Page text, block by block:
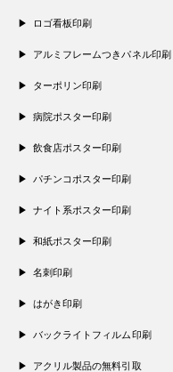
ロゴ看板印刷
アルミフレームつきパネル印刷
ターポリン印刷
病院ポスター印刷
飲食店ポスター印刷
パチンコポスター印刷
ナイト系ポスター印刷
和紙ポスター印刷
名刺印刷
はがき印刷
バックライトフィルム印刷
アクリル製品の無料引取